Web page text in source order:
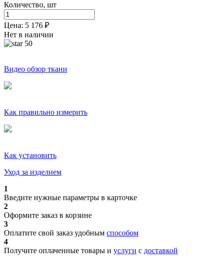
Количество, шт
Цена: 5 176 ₽
Нет в наличии
50
Видео обзор ткани
Как правильно измерить
Как установить
Уход за изделием
1
Введите нужные параметры в карточке
2
Оформите заказ в корзине
3
Оплатите свой заказ удобным способом
4
Получите оплаченные товары и услуги с доставкой